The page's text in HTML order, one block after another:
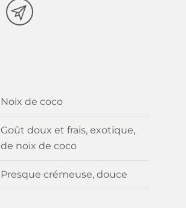
Noix de coco
Goût doux et frais, exotique,
de noix de coco
Presque crémeuse, douce